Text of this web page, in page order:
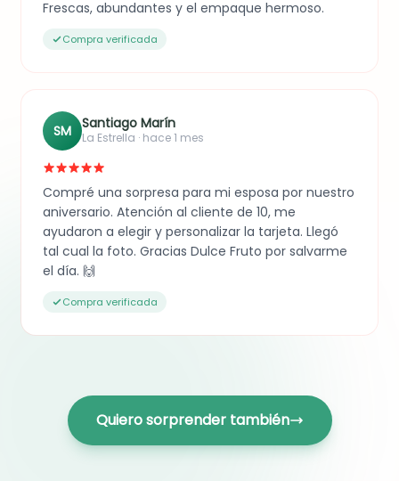
Frescas, abundantes y el empaque hermoso.
Compra verificada
SM Santiago Marín
La Estrella · hace 1 mes
Compré una sorpresa para mi esposa por nuestro
aniversario. Atención al cliente de 10, me
ayudaron a elegir y personalizar la tarjeta. Llegó
tal cual la foto. Gracias Dulce Fruto por salvarme
el día. 🙌
Compra verificada
Quiero sorprender también